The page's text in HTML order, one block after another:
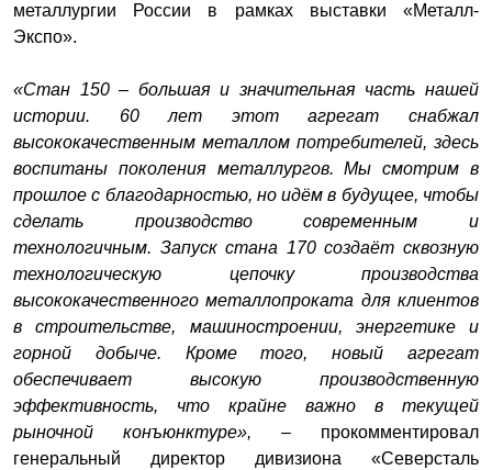
металлургии России в рамках выставки «Металл-
Экспо».
«Стан 150 – большая и значительная часть нашей
истории. 60 лет этот агрегат снабжал
высококачественным металлом потребителей, здесь
воспитаны поколения металлургов. Мы смотрим в
прошлое с благодарностью, но идём в будущее, чтобы
сделать производство современным и
технологичным. Запуск стана 170 создаёт сквозную
технологическую цепочку производства
высококачественного металлопроката для клиентов
в строительстве, машиностроении, энергетике и
горной добыче. Кроме того, новый агрегат
обеспечивает высокую производственную
эффективность, что крайне важно в текущей
рыночной конъюнктуре», – прокомментировал
генеральный директор дивизиона «Северсталь